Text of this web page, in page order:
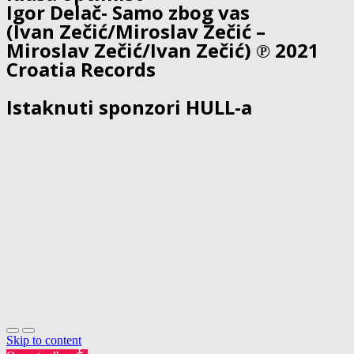
Igor Delač- Samo zbog vas
(Ivan Zečić/Miroslav Zečić –
Miroslav Zečić/Ivan Zečić) ℗ 2021
Croatia Records
Istaknuti sponzori HULL-a
Skip to content